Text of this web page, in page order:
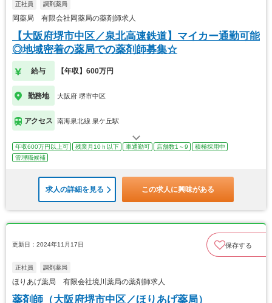
正社員 調剤薬局
岡薬局 有限会社岡薬局の薬剤師求人
【大阪府堺市中区／泉北高速鉄道】マイカー通勤可能
◎地域密着の薬局での薬剤師募集☆
給与 【年収】600万円
勤務地 大阪府 堺市中区
アクセス 南海泉北線 泉ケ丘駅
年収600万円以上可 残業月10ｈ以下 車通勤可 店舗数1～9
積極採用中
管理職候補
求人の詳細を見る この求人に興味がある
更新日：2024年11月17日 保存する
正社員 調剤薬局
ほりあげ薬局 有限会社境川薬局の薬剤師求人
薬剤師（大阪府堺市中区／ほりあげ薬局）